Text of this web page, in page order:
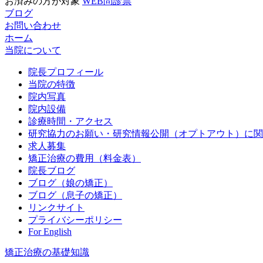
ブログ
お問い合わせ
ホーム
当院について
院長プロフィール
当院の特徴
院内写真
院内設備
診療時間・アクセス
研究協力のお願い・研究情報公開（オプトアウト）に
求人募集
矯正治療の費用（料金表）
院長ブログ
ブログ（娘の矯正）
ブログ（息子の矯正）
リンクサイト
プライバシーポリシー
For English
矯正治療の基礎知識